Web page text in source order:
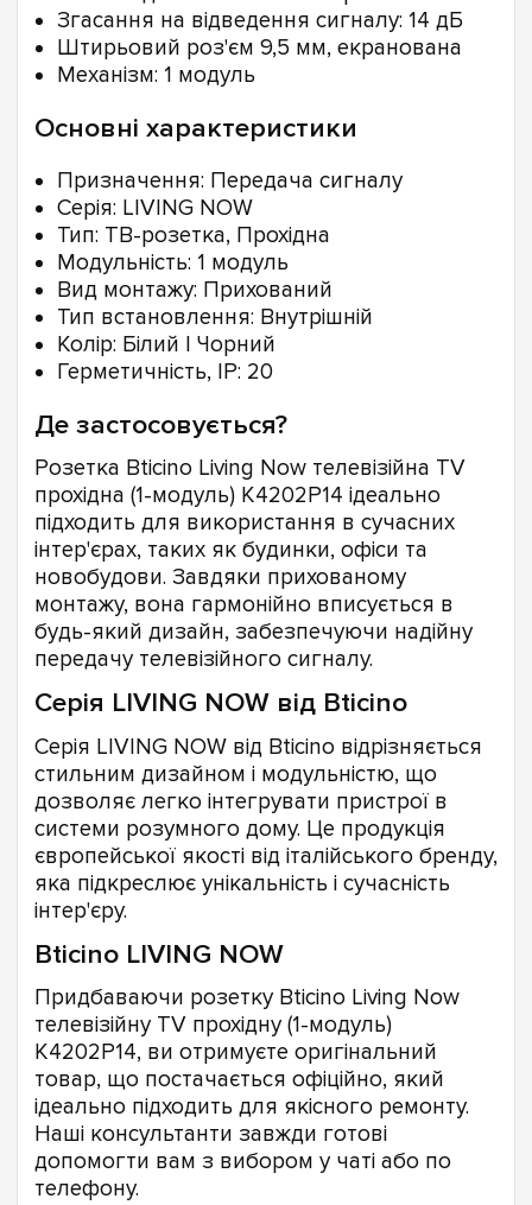
Згасання на відведення сигналу: 14 дБ
Штирьовий роз'єм 9,5 мм, екранована
Механізм: 1 модуль
Основні характеристики
Призначення: Передача сигналу
Серія: LIVING NOW
Тип: ТВ-розетка, Прохідна
Модульність: 1 модуль
Вид монтажу: Прихований
Тип встановлення: Внутрішній
Колір: Білий | Чорний
Герметичність, IP: 20
Де застосовується?
Розетка Bticino Living Now телевізійна TV
прохідна (1-модуль) K4202P14 ідеально
підходить для використання в сучасних
інтер'єрах, таких як будинки, офіси та
новобудови. Завдяки прихованому
монтажу, вона гармонійно вписується в
будь-який дизайн, забезпечуючи надійну
передачу телевізійного сигналу.
Серія LIVING NOW від Bticino
Серія LIVING NOW від Bticino відрізняється
стильним дизайном і модульністю, що
дозволяє легко інтегрувати пристрої в
системи розумного дому. Це продукція
європейської якості від італійського бренду,
яка підкреслює унікальність і сучасність
інтер'єру.
Bticino LIVING NOW
Придбаваючи розетку Bticino Living Now
телевізійну TV прохідну (1-модуль)
K4202P14, ви отримуєте оригінальний
товар, що постачається офіційно, який
ідеально підходить для якісного ремонту.
Наші консультанти завжди готові
допомогти вам з вибором у чаті або по
телефону.